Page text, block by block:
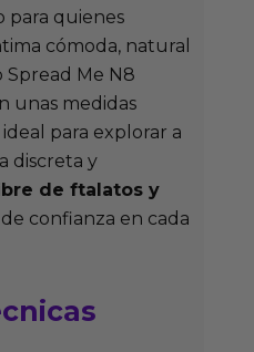
para quienes
cómoda, natural
Spread Me N8
unas medidas
ideal para explorar a
discreta y
de ftalatos y
confianza en cada